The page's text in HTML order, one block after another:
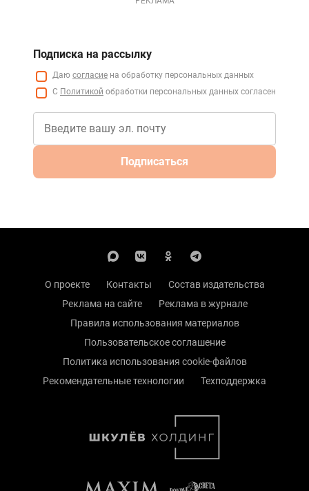
Подписка на рассылку
Даю согласие на обработку персональных данных
С Политикой обработки персональных данных согласен
Подписаться
О проекте Контакты
Состав издательства
Реклама на сайте
Реклама в журнале
Правила использования материалов
Пользовательское соглашение
Политика использования cookie-файлов
Рекомендательные технологии
Техподдержка